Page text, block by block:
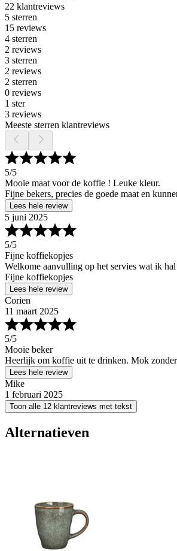
22 klantreviews
5 sterren
15 reviews
4 sterren
2 reviews
3 sterren
2 reviews
2 sterren
0 reviews
1 ster
3 reviews
Meeste sterren klantreviews
5/5
Mooie maat voor de koffie ! Leuke kleur.
Fijne bekers, precies de goede maat en
Lees hele review
5 juni 2025
5/5
Fijne koffiekopjes
Welkome aanvulling op het servies wat ik hal
Fijne koffiekopjes
Lees hele review
Corien
11 maart 2025
5/5
Mooie beker
Heerlijk om koffie uit te drinken. Mok
Lees hele review
Mike
1 februari 2025
Toon alle 12 klantreviews met tekst
Alternatieven